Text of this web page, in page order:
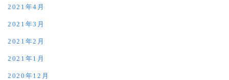
2021年4月
2021年3月
2021年2月
2021年1月
2020年12月